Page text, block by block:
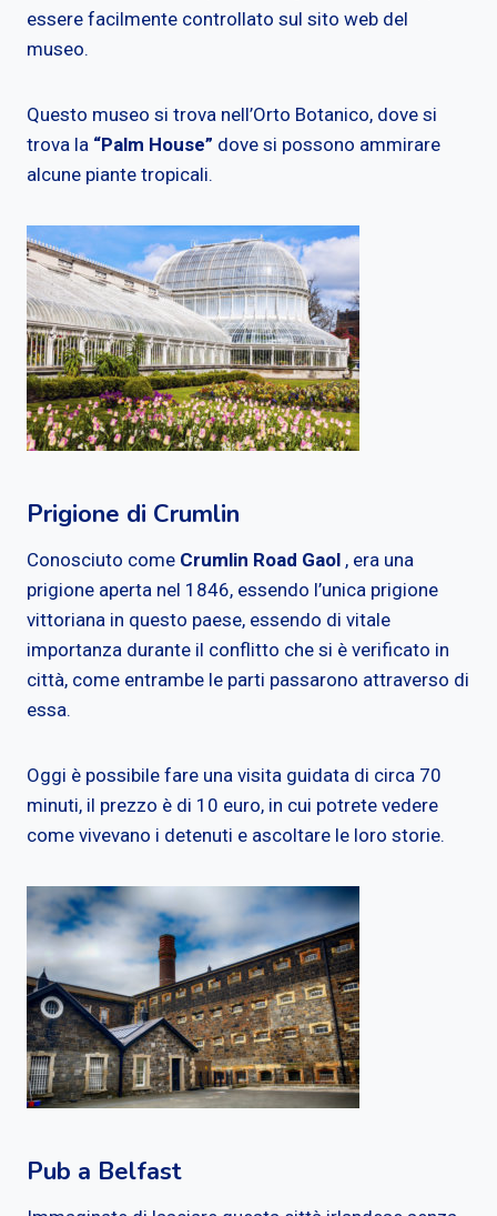
essere facilmente controllato sul sito web del
museo.
Questo museo si trova nell’Orto Botanico, dove si
trova la “Palm House” dove si possono ammirare
alcune piante tropicali.
Prigione di Crumlin
Conosciuto come Crumlin Road Gaol , era una
prigione aperta nel 1846, essendo l’unica prigione
vittoriana in questo paese, essendo di vitale
importanza durante il conflitto che si è verificato in
città, come entrambe le parti passarono attraverso di
essa.
Oggi è possibile fare una visita guidata di circa 70
minuti, il prezzo è di 10 euro, in cui potrete vedere
come vivevano i detenuti e ascoltare le loro storie.
Pub a Belfast